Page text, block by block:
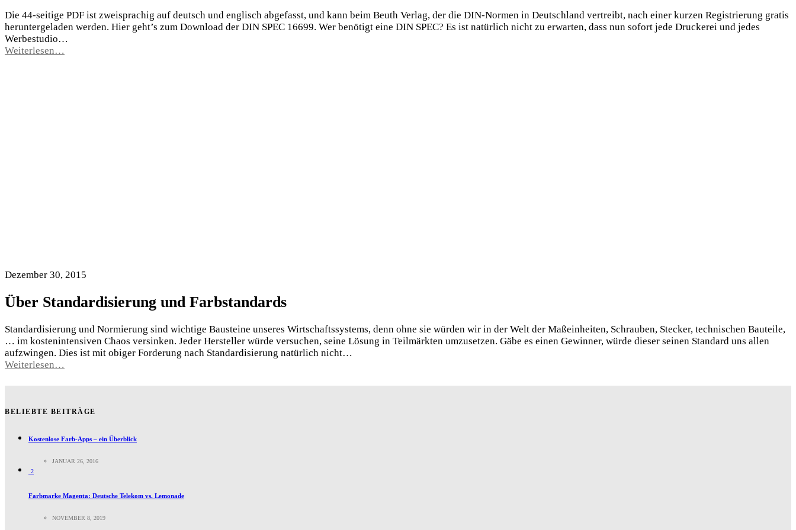
Die 44-seitige PDF ist zweisprachig auf deutsch und englisch abgefasst, und kann beim Beuth Verlag, der die DIN-Normen in Deutschland vertreibt, nach einer kurzen Registrierung gratis
heruntergeladen werden. Hier geht’s zum Download der DIN SPEC 16699. Wer benötigt eine DIN SPEC? Es ist natürlich nicht zu erwarten, dass nun sofort jede Druckerei und jedes
Werbestudio…
Weiterlesen…
Dezember 30, 2015
Über Standardisierung und Farbstandards
Standardisierung und Normierung sind wichtige Bausteine unseres Wirtschaftssystems, denn ohne sie würden wir in der Welt der Maßeinheiten, Schrauben, Stecker, technischen Bauteile,
… im kostenintensiven Chaos versinken. Jeder Hersteller würde versuchen, seine Lösung in Teilmärkten umzusetzen. Gäbe es einen Gewinner, würde dieser seinen Standard uns allen
aufzwingen. Dies ist mit obiger Forderung nach Standardisierung natürlich nicht…
Weiterlesen…
BELIEBTE BEITRÄGE
Kostenlose Farb-Apps – ein Überblick
JANUAR 26, 2016
2
Farbmarke Magenta: Deutsche Telekom vs. Lemonade
NOVEMBER 8, 2019